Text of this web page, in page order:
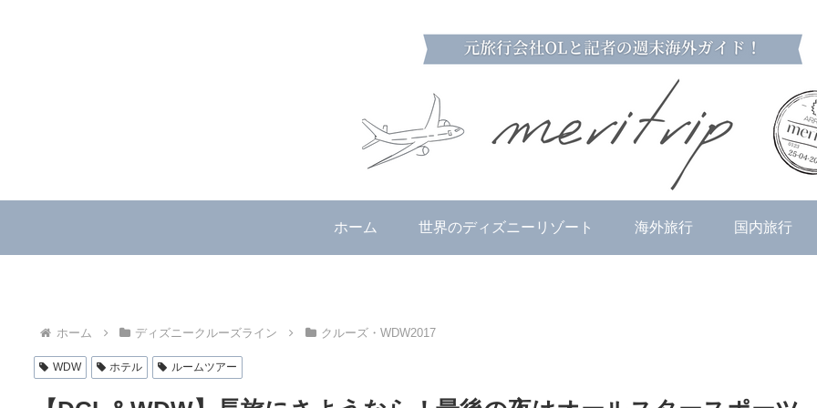
ホーム 世界のディズニーリゾート 海外旅行 国内旅行
ホーム ディズニークルーズライン クルーズ・WDW2017
WDW ホテル ルームツアー